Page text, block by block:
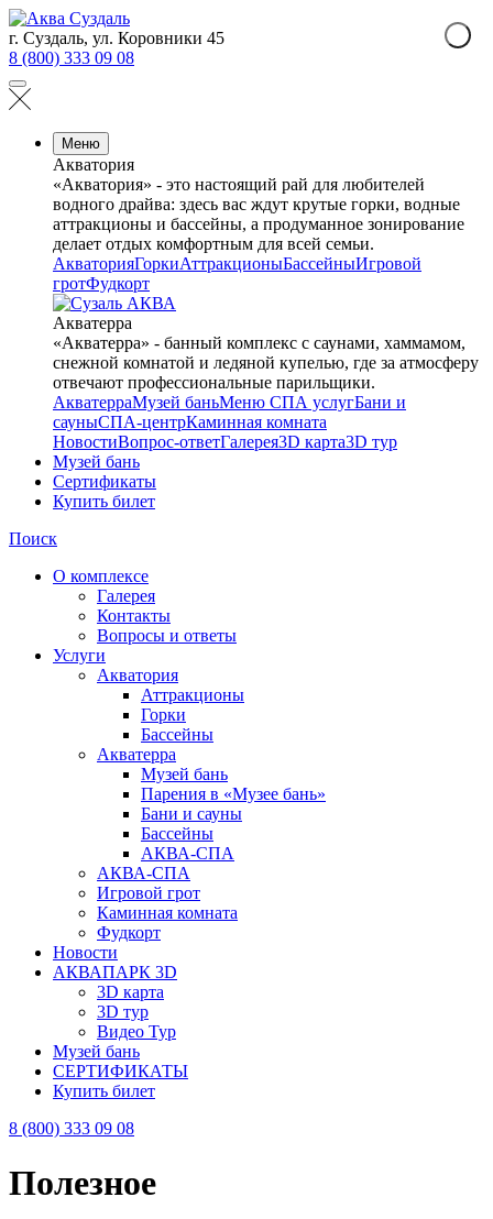
г. Суздаль, ул. Коровники 45
8 (800) 333 09 08
Меню
Акватория
«Акватория» - это настоящий рай для любителей
водного драйва: здесь вас ждут крутые горки, водные
аттракционы и бассейны, а продуманное зонирование
делает отдых комфортным для всей семьи.
АкваторияГоркиАттракционыБассейныИгровой
гротФудкорт
Акватерра
«Акватерра» - банный комплекс с саунами, хаммамом,
снежной комнатой и ледяной купелью, где за атмосферу
отвечают профессиональные парильщики.
АкватерраМузей баньМеню СПА услугБани и
сауныСПА-центрКаминная комната
НовостиВопрос-ответГалерея3D карта3D тур
Музей бань
Сертификаты
Купить билет
Поиск
О комплексе
Галерея
Контакты
Вопросы и ответы
Услуги
Акватория
Аттракционы
Горки
Бассейны
Акватерра
Музей бань
Парения в «Музее бань»
Бани и сауны
Бассейны
АКВА-СПА
АКВА-СПА
Игровой грот
Каминная комната
Фудкорт
Новости
АКВАПАРК 3D
3D карта
3D тур
Видео Тур
Музей бань
СЕРТИФИКАТЫ
Купить билет
8 (800) 333 09 08
Полезное